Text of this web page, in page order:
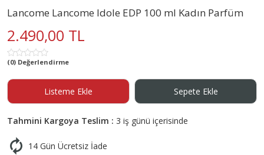
Lancome Lancome Idole EDP 100 ml Kadın Parfüm
2.490,00 TL
(0) Değerlendirme
Listeme Ekle Sepete Ekle
Tahmini Kargoya Teslim : 3 iş günü içerisinde
14 Gün Ücretsiz İade